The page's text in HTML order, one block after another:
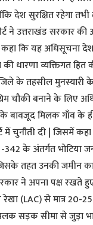
देश सुरक्षित रहेगा
उत्तराखंड सरकार की
कि यह अधिसूचना
की धारणा व्यक्तिगत
के तहसील मुनस्यारी
चौकी बनाने के लिए
बावजूद मिलक गाँव के
में चुनौती दी | जिसमें
के अंतर्गत भोटिया
तहत उनकी जमीन
ने अपना पक्ष रखते
(LAC) से मात्र 20-
सड़क सीमा से जुड़ा